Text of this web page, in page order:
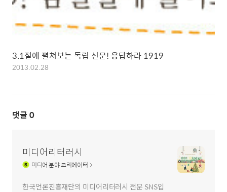
3.1절에 펼쳐보는 독립 신문! 응답하라 1919
2013.02.28
댓글 0
미디어리터러시
미디어분야 크리에이터
한국언론진흥재단의 미디어리터러시 전문 SNS입